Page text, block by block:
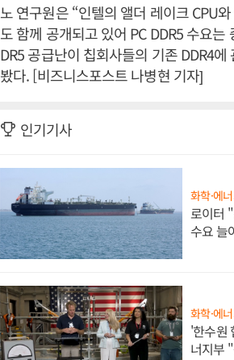
노 연구원은 “인텔의 앨더 레이크 CPU
도 함께 공개되고 있어 PC DDR5 수요
DR5 공급난이 칩회사들의 기존 DDR4
봤다. [비즈니스포스트 나병현 기자]
인기기사
화학·에
로이터
수요 늘
화학·에
'한수원
너지부